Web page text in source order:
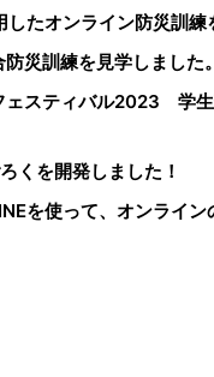
したオンライン防災訓練
災訓練を見学しました。
ェスティバル2023 学
くを開発しました！
を使って、オンライ